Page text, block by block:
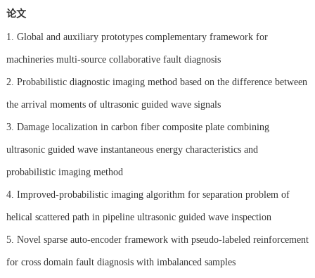
论文
1. Global and auxiliary prototypes complementary framework for
machineries multi-source collaborative fault diagnosis
2. Probabilistic diagnostic imaging method based on the difference between
the arrival moments of ultrasonic guided wave signals
3. Damage localization in carbon fiber composite plate combining
ultrasonic guided wave instantaneous energy characteristics and
probabilistic imaging method
4. Improved-probabilistic imaging algorithm for separation problem of
helical scattered path in pipeline ultrasonic guided wave inspection
5. Novel sparse auto-encoder framework with pseudo-labeled reinforcement
for cross domain fault diagnosis with imbalanced samples